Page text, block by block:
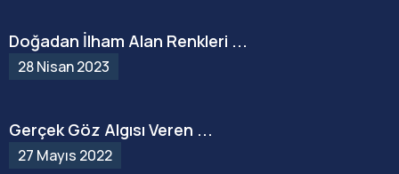
Doğadan İlham Alan Renkleri ...
28 Nisan 2023
Gerçek Göz Algısı Veren ...
27 Mayıs 2022